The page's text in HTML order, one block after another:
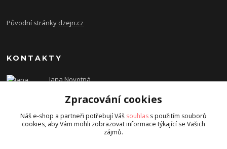
Původní stránky dzejn.cz
KONTAKTY
Jana Novotná
dzejn.n@email.cz
Zpracování cookies
Náš e-shop a partneři potřebují Váš souhlas s použitím souborů
cookies, aby Vám mohli zobrazovat informace týkající se Vašich
zájmů.